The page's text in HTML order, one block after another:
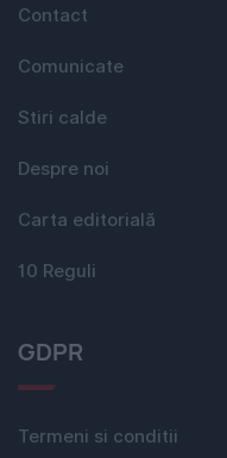
Contact
Comunicate
Stiri calde
Despre noi
Carta editorială
10 Reguli
GDPR
Termeni si conditii